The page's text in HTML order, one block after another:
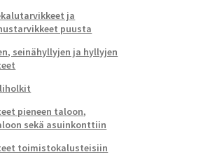
ja
puusta
seinähyllyjen ja hyllyjen
pieneen taloon,
sekä asuinkonttiin
toimistokalusteisiin